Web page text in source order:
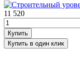
11 520